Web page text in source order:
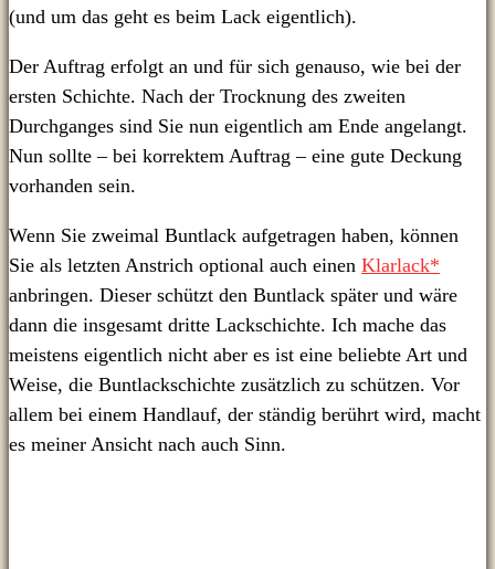
(und um das geht es beim Lack eigentlich).
Der Auftrag erfolgt an und für sich genauso, wie bei der
ersten Schichte. Nach der Trocknung des zweiten
Durchganges sind Sie nun eigentlich am Ende angelangt.
Nun sollte – bei korrektem Auftrag – eine gute Deckung
vorhanden sein.
Wenn Sie zweimal Buntlack aufgetragen haben, können
Sie als letzten Anstrich optional auch einen Klarlack*
anbringen. Dieser schützt den Buntlack später und wäre
dann die insgesamt dritte Lackschichte. Ich mache das
meistens eigentlich nicht aber es ist eine beliebte Art und
Weise, die Buntlackschichte zusätzlich zu schützen. Vor
allem bei einem Handlauf, der ständig berührt wird, macht
es meiner Ansicht nach auch Sinn.